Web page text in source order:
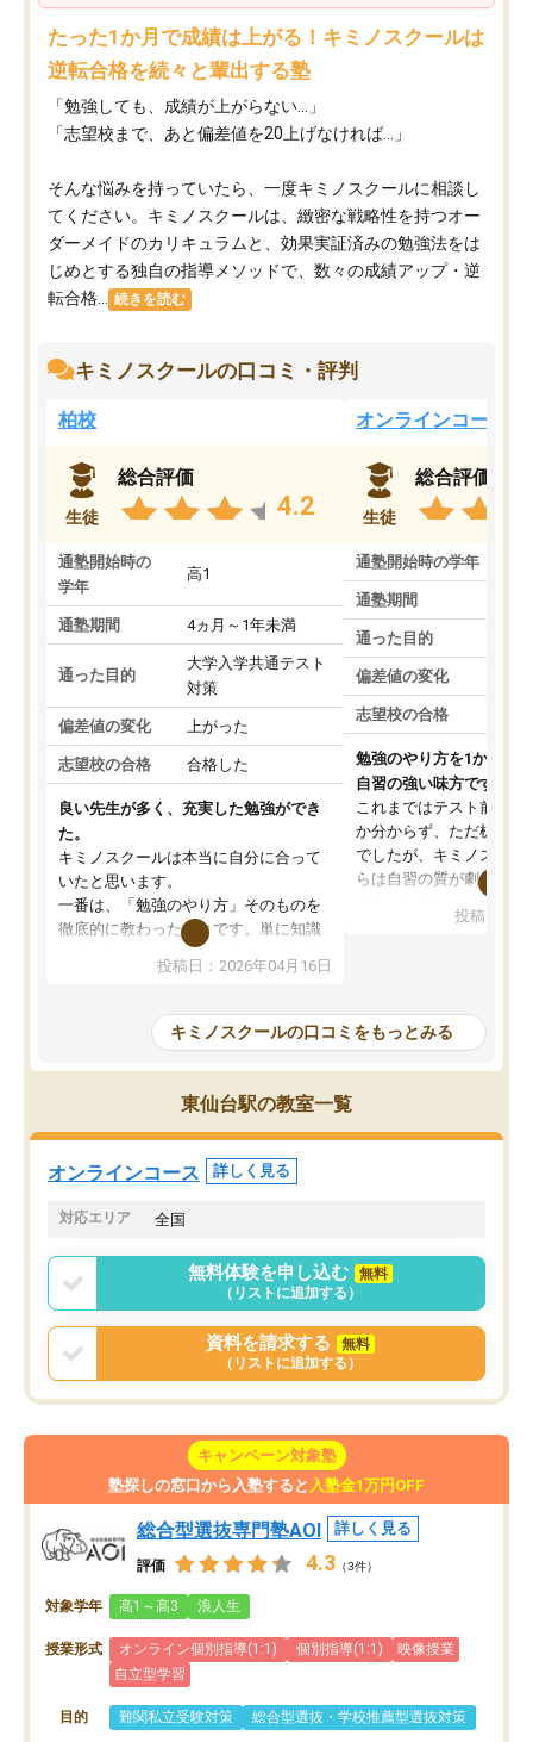
たった1か月で成績は上がる！キミノスクールは
逆転合格を続々と輩出する塾
「勉強しても、成績が上がらない…」
「志望校まで、あと偏差値を20上げなければ…」
そんな悩みを持っていたら、一度キミノスクールに相談し
てください。キミノスクールは、緻密な戦略性を持つオー
ダーメイドのカリキュラムと、効果実証済みの勉強法をは
じめとする独自の指導メソッドで、数々の成績アップ・逆
転合格...
続きを読む
キミノスクールの口コミ・評判
柏校
生徒
総合評価
4.2
通塾開始時の
学年
高1
通塾期間 4ヵ月～1年未満
通った目的
大学入学共通テスト
対策
偏差値の変化 上がった
志望校の合格 合格した
良い先生が多く、充実した勉強ができ
た。
キミノスクールは本当に自分に合って
いたと思います。
一番は、「勉強のやり方」そのものを
徹底的に教わったことです。単に知識
を詰め込むのではなく、自学自習の習
慣が身につくよう並走してくれるの
はなくなりました。
講師の方との距離も近く、親身なコー
チングのおかげで、停滞期もモチベー
ションを維持できました。「やらされ
る勉強」から「目標のための勉強」へ
意識が変わったことが、目標校への合
投稿日：2026年04月16日
オンラインコース
生徒
総合評価
通塾開始時の学年
通塾期間
通った目的
偏差値の変化
志望校の合格
勉強のやり方を1から教
自習の強い味方です。
これまではテスト前に何
か分からず、ただ机に座
でしたが、キミノスクー
らは自習の質が劇的に変
を明確にしてくれるの
の仕方をコーチングして
ルなので、家での学習習
身につきました。結果と
た。自分から学ぶ姿勢を
投稿日：
キミノスクールの口コミをもっとみる
東仙台駅の教室一覧
オンラインコース 詳しく見る
対応エリア 全国
無料体験を申し込む
無料
（リストに追加する）
資料を請求する
無料
（リストに追加する）
キャンペーン対象塾
塾探しの窓口から入塾すると 入塾金1万円OFF
総合型選抜専門塾AOI 詳しく見る
評価 4.3 （3件）
対象学年 高1～高3 浪人生
授業形式 オンライン個別指導(1:1) 個別指導(1:1)
映像授業
自立型学習
目的 難関私立受験対策 総合型選抜・学校推薦型選抜対策